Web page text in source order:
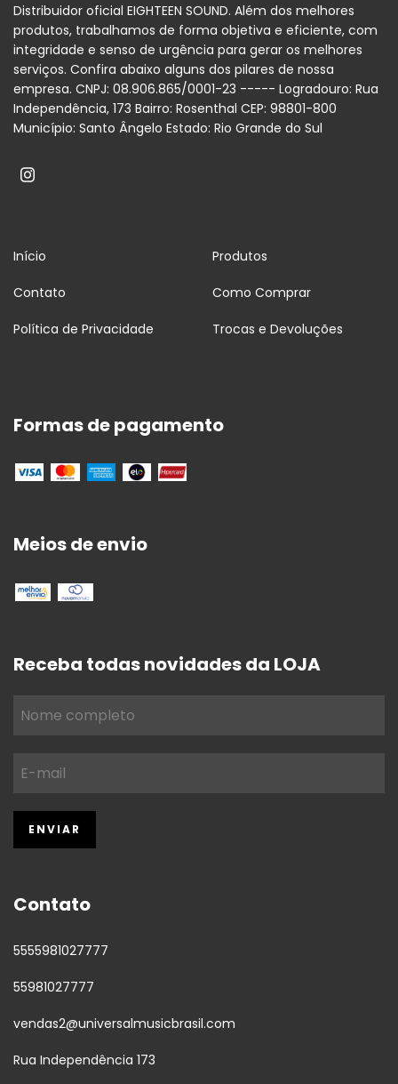
Distribuidor oficial EIGHTEEN SOUND. Além dos melhores
produtos, trabalhamos de forma objetiva e eficiente, com
integridade e senso de urgência para gerar os melhores
serviços. Confira abaixo alguns dos pilares de nossa
empresa. CNPJ: 08.906.865/0001-23 ----- Logradouro: Rua
Independência, 173 Bairro: Rosenthal CEP: 98801-800
Município: Santo Ângelo Estado: Rio Grande do Sul
Início Produtos
Contato Como Comprar
Política de Privacidade Trocas e Devoluções
Formas de pagamento
Meios de envio
Receba todas novidades da LOJA
Contato
5555981027777
55981027777
vendas2@universalmusicbrasil.com
Rua Independência 173